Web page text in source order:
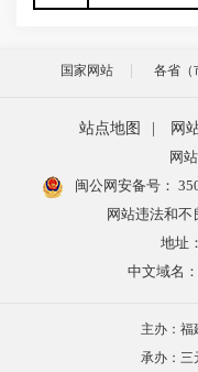
国家网站 各省（
站点地图 网
网
闽公网安备号：
网站违法和不
地址
中文域名
主办：福
承办：三